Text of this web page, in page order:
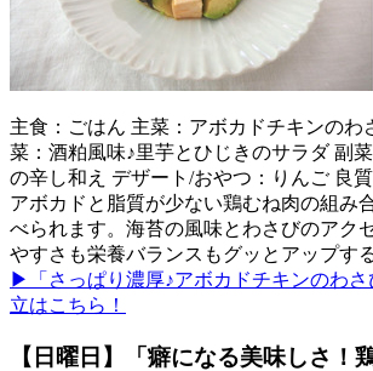
主食：ごはん 主菜：アボカドチキンのわ
菜：酒粕風味♪里芋とひじきのサラダ 副
の辛し和え デザート/おやつ：りんご 良
アボカドと脂質が少ない鶏むね肉の組み
べられます。海苔の風味とわさびのアク
やすさも栄養バランスもグッとアップす
▶「さっぱり濃厚♪アボカドチキンのわ
立はこちら！
【日曜日】「癖になる美味しさ！